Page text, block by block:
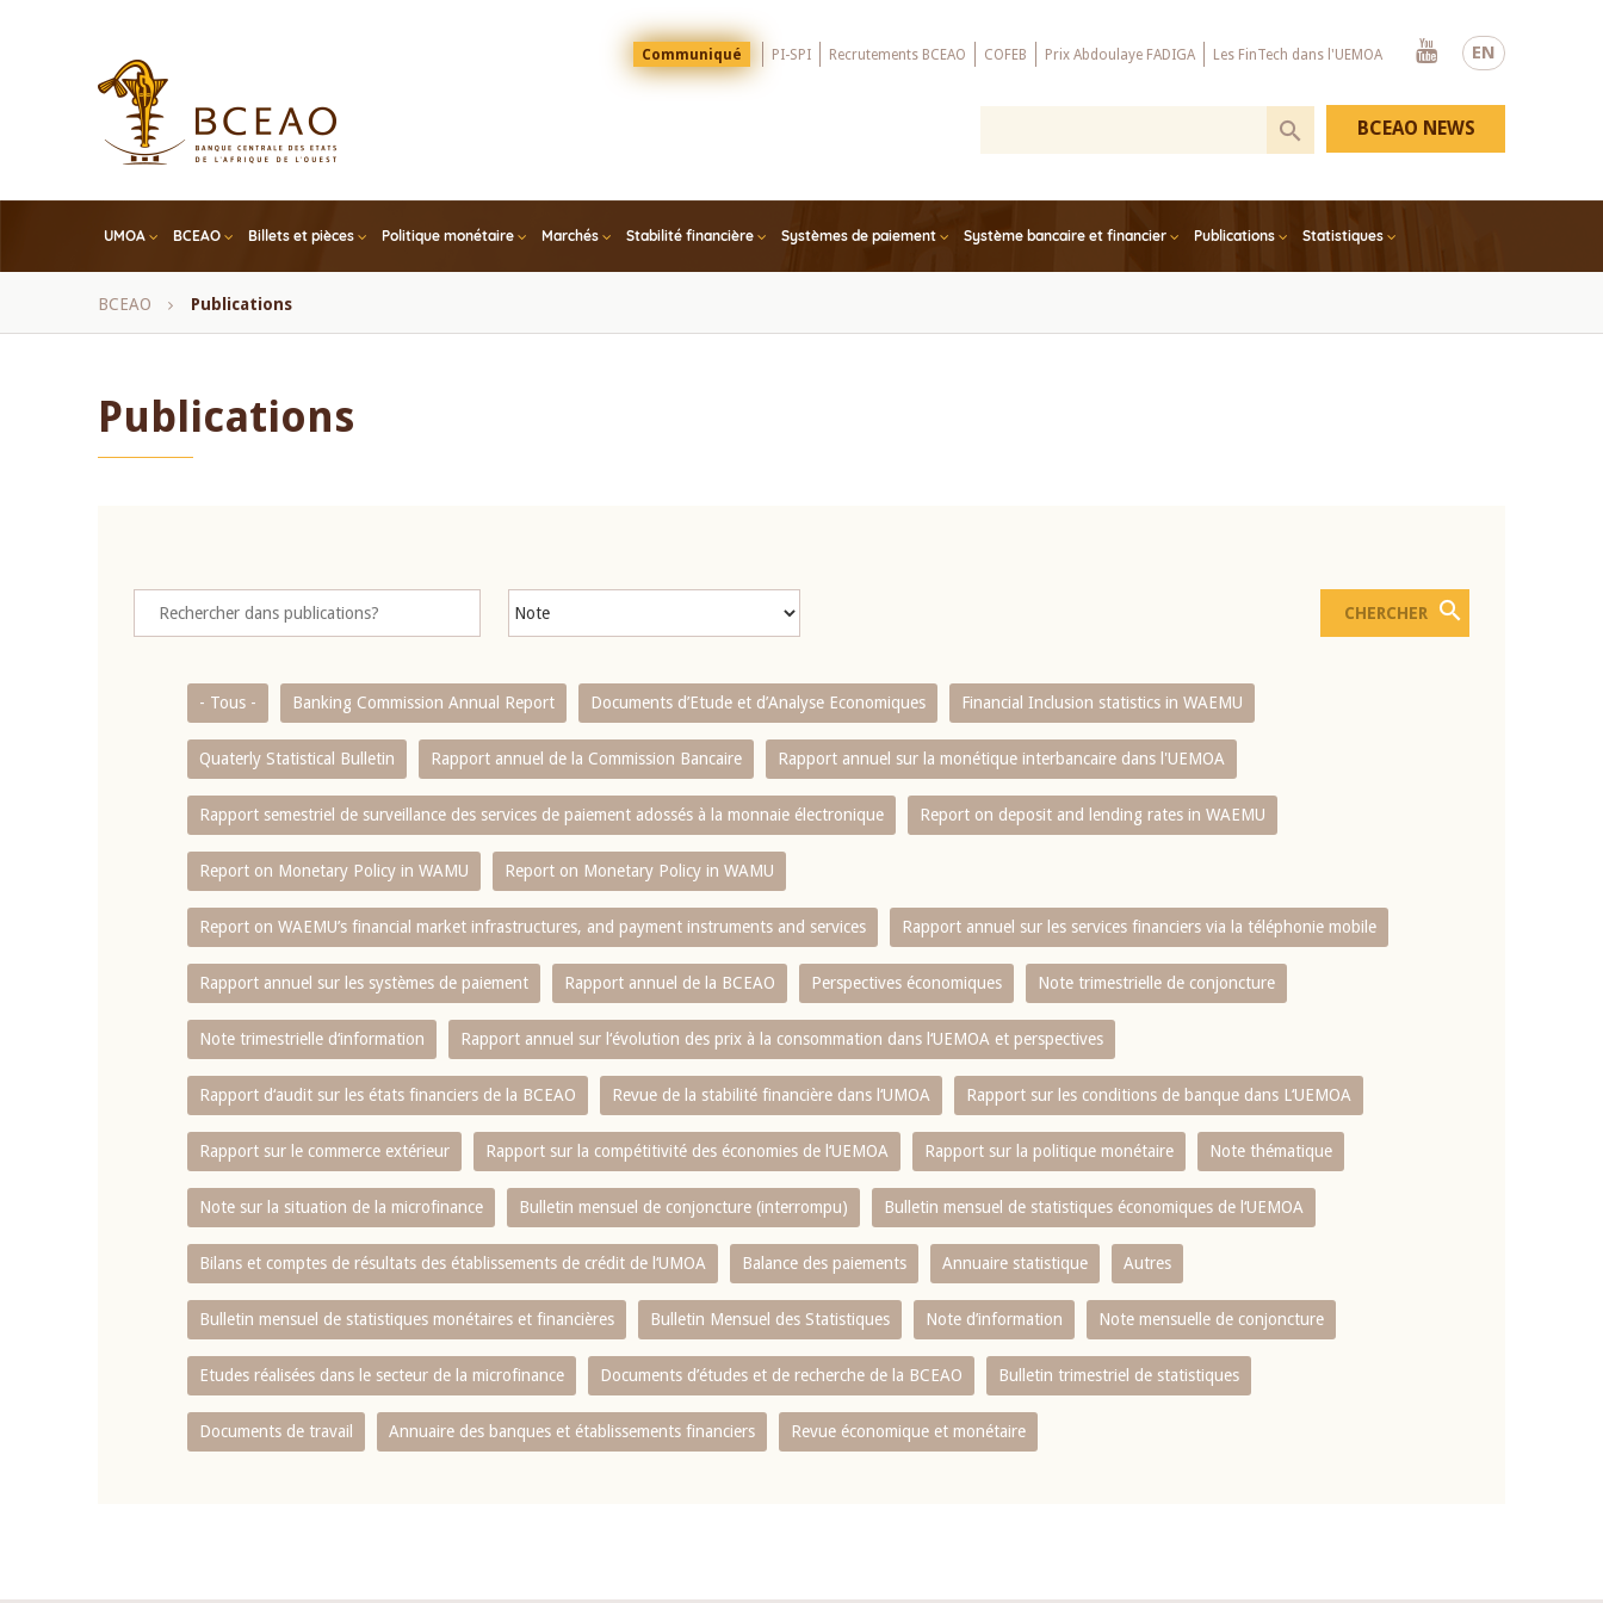
EN
Menu
Top
Communiqué PI-SPI Recrutements BCEAO COFEB Prix Abdoulaye FADIGA Les FinTech dans l'UEMOA
Youtube
UMOA BCEAO Billets et pièces Politique monétaire Marchés Stabilité financière Systèmes de paiement Système bancaire et financier Publications Statistiques
BCEAO NEWS
Fil
BCEAO Publications
Publications
- Tous - Banking Commission Annual Report Documents d’Etude et d’Analyse Economiques Financial Inclusion statistics in WAEMU
Quaterly Statistical Bulletin Rapport annuel de la Commission Bancaire Rapport annuel sur la monétique interbancaire dans l'UEMOA
Rapport semestriel de surveillance des services de paiement adossés à la monnaie électronique Report on deposit and lending rates in WAEMU
Report on Monetary Policy in WAMU Report on Monetary Policy in WAMU
Report on WAEMU’s financial market infrastructures, and payment instruments and services Rapport annuel sur les services financiers via la téléphonie mobile
Rapport annuel sur les systèmes de paiement Rapport annuel de la BCEAO Perspectives économiques Note trimestrielle de conjoncture
Note trimestrielle d‘information Rapport annuel sur l‘évolution des prix à la consommation dans l‘UEMOA et perspectives
Rapport d‘audit sur les états financiers de la BCEAO Revue de la stabilité financière dans l‘UMOA Rapport sur les conditions de banque dans L‘UEMOA
Rapport sur le commerce extérieur Rapport sur la compétitivité des économies de l‘UEMOA Rapport sur la politique monétaire Note thématique
Note sur la situation de la microfinance Bulletin mensuel de conjoncture (interrompu) Bulletin mensuel de statistiques économiques de l‘UEMOA
Bilans et comptes de résultats des établissements de crédit de l‘UMOA Balance des paiements Annuaire statistique Autres
Bulletin mensuel de statistiques monétaires et financières Bulletin Mensuel des Statistiques Note d’information Note mensuelle de conjoncture
Etudes réalisées dans le secteur de la microfinance Documents d’études et de recherche de la BCEAO Bulletin trimestriel de statistiques
Documents de travail Annuaire des banques et établissements financiers Revue économique et monétaire